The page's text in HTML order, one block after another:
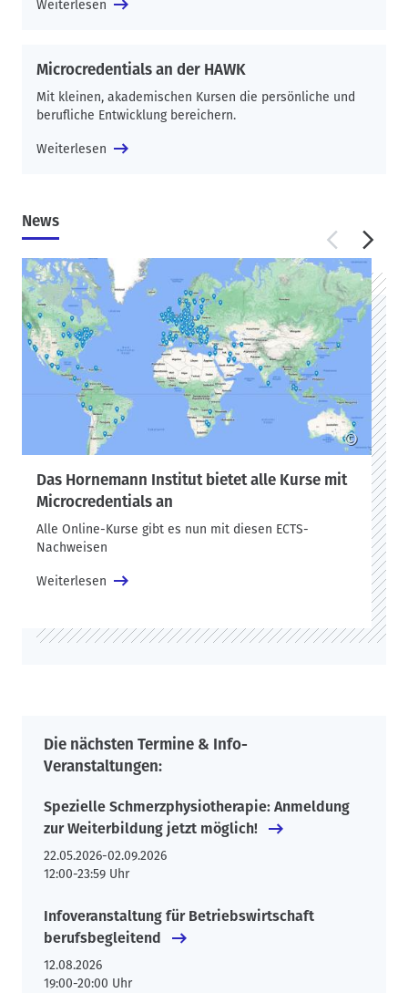
Weiterlesen
Microcredentials an der HAWK
Mit kleinen, akademischen Kursen die persönliche und
berufliche Entwicklung bereichern.
Weiterlesen
News
©
Das Hornemann Institut bietet alle Kurse mit
Microcredentials an
Alle Online-Kurse gibt es nun mit diesen ECTS-
Nachweisen
Weiterlesen
Die nächsten Termine & Info-
Veranstaltungen:
Spezielle Schmerzphysiotherapie: Anmeldung
zur Weiterbildung jetzt möglich!
22.05.2026-02.09.2026
12:00-23:59 Uhr
Infoveranstaltung für Betriebswirtschaft
berufsbegleitend
12.08.2026
19:00-20:00 Uhr